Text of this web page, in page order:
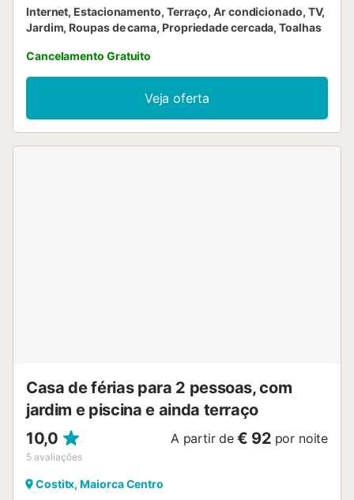
Internet, Estacionamento, Terraço, Ar condicionado, TV,
Jardim, Roupas de cama, Propriedade cercada, Toalhas
Cancelamento Gratuito
Veja oferta
Casa de férias para 2 pessoas, com
jardim e piscina e ainda terraço
10,0
5 avaliações
A partir de € 92 por noite
Costitx, Maiorca Centro